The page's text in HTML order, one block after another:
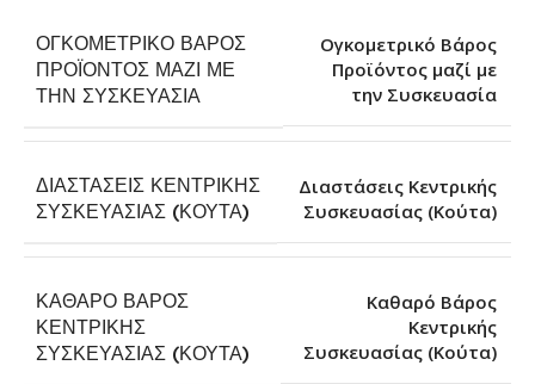
ΟΓΚΟΜΕΤΡΙΚΌ ΒΆΡΟΣ
ΠΡΟΪΌΝΤΟΣ ΜΑΖΊ ΜΕ
ΤΗΝ ΣΥΣΚΕΥΑΣΊΑ
Ογκομετρικό Βάρος
Προϊόντος μαζί με
την Συσκευασία
ΔΙΑΣΤΆΣΕΙΣ ΚΕΝΤΡΙΚΉΣ
ΣΥΣΚΕΥΑΣΊΑΣ (ΚΟΎΤΑ)
Διαστάσεις Κεντρικής
Συσκευασίας (Κούτα)
ΚΑΘΑΡΌ ΒΆΡΟΣ
ΚΕΝΤΡΙΚΉΣ
ΣΥΣΚΕΥΑΣΊΑΣ (ΚΟΎΤΑ)
Καθαρό Βάρος
Κεντρικής
Συσκευασίας (Κούτα)